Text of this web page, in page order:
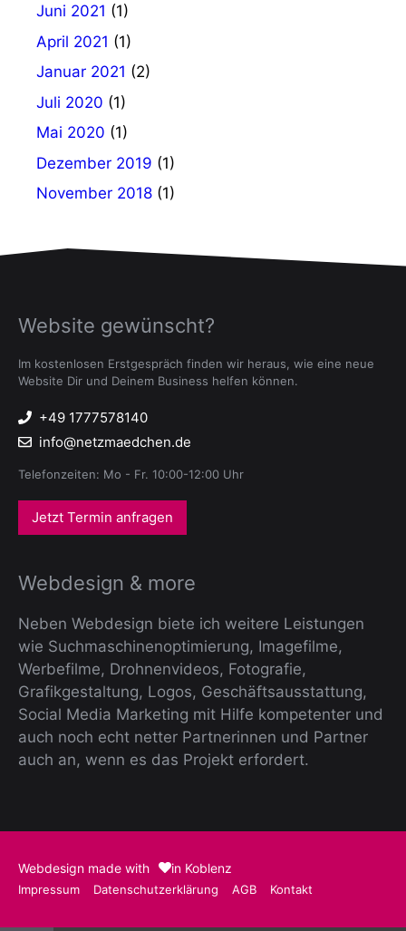
Juni 2021 (1)
April 2021 (1)
Januar 2021 (2)
Juli 2020 (1)
Mai 2020 (1)
Dezember 2019 (1)
November 2018 (1)
Website gewünscht?
Im kostenlosen Erstgespräch finden wir heraus, wie eine neue
Website Dir und Deinem Business helfen können.
+49 1777578140
info@netzmaedchen.de
Telefonzeiten: Mo - Fr. 10:00-12:00 Uhr
Jetzt Termin anfragen
Webdesign & more
Neben Webdesign biete ich weitere Leistungen
wie Suchmaschinenoptimierung, Imagefilme,
Werbefilme, Drohnenvideos, Fotografie,
Grafikgestaltung, Logos, Geschäftsausstattung,
Social Media Marketing mit Hilfe kompetenter und
auch noch echt netter Partnerinnen und Partner
auch an, wenn es das Projekt erfordert.
Webdesign made with in Koblenz
Impressum Datenschutz­erklärung AGB Kontakt